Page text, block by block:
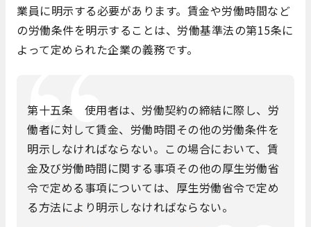
業員に明示する必要があります。賃金や労働時間など
の労働条件を明示することは、労働基準法の第15条に
よって定められた企業の義務です。
第十五条 使用者は、労働契約の締結に際し、労
働者に対して賃金、労働時間その他の労働条件を
明示しなければならない。この場合において、賃
金及び労働時間に関する事項その他の厚生労働省
令で定める事項については、厚生労働省令で定め
る方法により明示しなければならない。